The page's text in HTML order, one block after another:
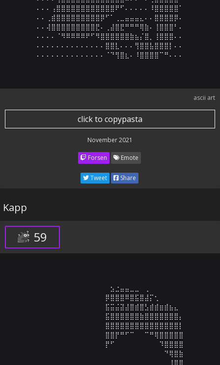
⠄⠄⠄⢠⣿⣿⣿⣿⣿⣿⣿⣿⣿⣿⣿⣿⠟⠋⠄⠄⠄⠄⠄⠸⣿⣿⣿⣿⣿⠁
⠄⠄⢀⣾⣿⣿⣿⣿⣿⣿⣿⣿⣿⡿⠋⠁⢀⣀⣤⣤⣤⣄⠄⠄⣿⣿⣿⣿⡿⠄
⠄⠄⢼⣿⣿⣿⣿⣿⣿⣿⣿⣿⣟⠄⢀⣼⣿⣟⠛⠛⠛⢿⣷⠄⢸⣿⣿⣿⠃⠄
⠄⠄⠄⠄⠈⠻⠿⠿⠿⠿⠟⠋⠻⣿⣿⣿⣿⣿⣿⣷⣦⡌⣿⡀⢸⣿⣿⣿⠄⠄
⠄⠄⠄⠄⠄⠄⠄⠄⠄⠄⠄⠄⠄⠄⣿⣿⣇⠄⠄⠄⢻⣿⣿⣧⣿⣿⣿⡇⠄⠄
⠄⠄⠄⠄⠄⠄⠄⠄⠄⠄⠄⠄⠄⠄⠈⠙⢻⣿⣆⠄⠸⣿⣿⣿⣿⠉⠛⠄⠄⠄
ascii art
click to copypasta
November 2021
Forsen Emote
Tweet Share
Kapp
59
⠀⠀⠀⠀⠀⠀⠀⠀⠀⠀⠀⠀⠀⠀⠀⣢⣐⣤⣤⣀⣀⠀⢀⠀⠀⠀⠀⠀⠀⠀
⠀⠀⠀⠀⠀⠀⠀⠀⠀⠀⠀⠀⠀⠀⡿⣿⣿⣿⠿⣿⣯⣿⣼⡍⢂⠀⠀⠀⠀⠀
⠀⠀⠀⠀⠀⠀⠀⠀⠀⠀⠀⠀⠀⠀⣯⣭⣬⣽⣼⣿⣾⣿⣣⣾⣾⣶⣾⣦⣄⠀
⠀⠀⠀⠀⠀⠀⠀⠀⠀⠀⠀⠀⠀⠀⣯⣿⣿⣿⣿⣿⣿⣷⣿⣿⣿⣿⣿⣿⣿⡄
⠀⠀⠀⠀⠀⠀⠀⠀⠀⠀⠀⠀⠀⠀⣿⣿⣿⣿⣿⣿⣿⣿⣿⣿⣿⣿⣿⣿⣿⡇
⠀⠀⠀⠀⠀⠀⠀⠀⠀⠀⠀⠀⠀⠀⣿⣿⡟⠛⠋⠉⠀⠀⠉⠛⢿⣿⣿⣿⣿⣿
⠀⠀⠀⠀⠀⠀⠀⠀⠀⠀⠀⠀⠀⠀⡟⠋⠀⠀⠀⠀⠀⠀⠀⠀⠀⠹⣿⣿⣿⣿
⠀⠀⠀⠀⠀⠀⠀⠀⠀⠀⠀⠀⠀⠀⠀⠀⠀⠀⠀⠀⠀⠀⠀⠀⠀⠀⠙⢿⣿⣷
⠀⠀⠀⠀⠀⠀⠀⠀⠀⠀⠀⠀⠀⠀⠀⠀⠀⠀⠀⠀⠀⠀⠀⠀⠀⠀⠀⢸⣿⣿